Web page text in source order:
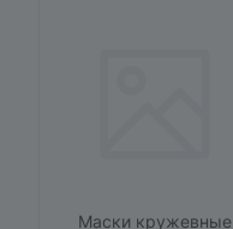
Маски кружевные